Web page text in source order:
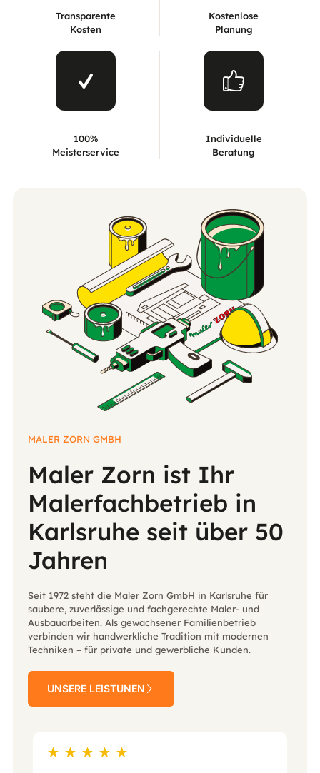
Transparente
Kosten
Kostenlose
Planung
100%
Meisterservice
Individuelle
Beratung
MALER ZORN GMBH
Maler Zorn ist Ihr
Malerfachbetrieb in
Karlsruhe seit über 50
Jahren
Seit 1972 steht die Maler Zorn GmbH in Karlsruhe für
saubere, zuverlässige und fachgerechte Maler- und
Ausbauarbeiten. Als gewachsener Familienbetrieb
verbinden wir handwerkliche Tradition mit modernen
Techniken – für private und gewerbliche Kunden.
UNSERE LEISTUNEN